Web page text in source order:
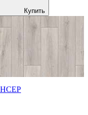
Купить